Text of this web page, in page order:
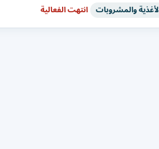
والمشروبات انتهت الفعالية